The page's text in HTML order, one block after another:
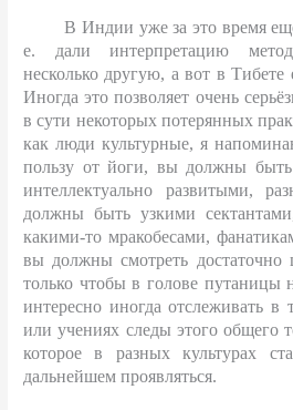
В Индии уже за это время
е. дали интерпретацию
несколько другую, а вот в Тибете
Иногда это позволяет очень
в сути некоторых потерянных
как люди культурные, я
пользу от йоги, вы должны
интеллектуально развитыми,
должны быть узкими
какими-то мракобесами,
вы должны смотреть достаточно
только чтобы в голове путаницы
интересно иногда отслеживать
или учениях следы этого общего
которое в разных культурах
дальнейшем проявляться.